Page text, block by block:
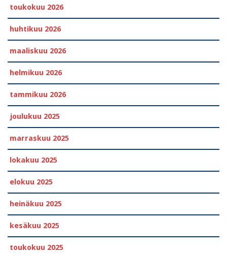
toukokuu 2026
huhtikuu 2026
maaliskuu 2026
helmikuu 2026
tammikuu 2026
joulukuu 2025
marraskuu 2025
lokakuu 2025
elokuu 2025
heinäkuu 2025
kesäkuu 2025
toukokuu 2025